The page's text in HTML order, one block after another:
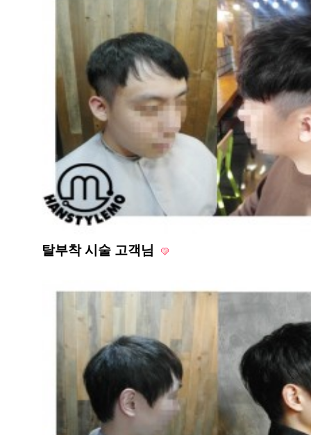
탈부착 시술 고객님